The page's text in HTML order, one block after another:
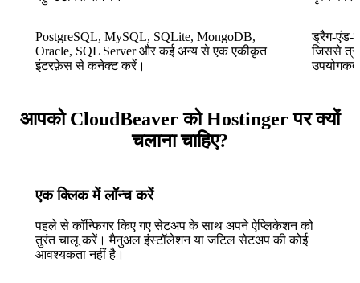
PostgreSQL, MySQL, SQLite, MongoDB,
Oracle, SQL Server और कई अन्य से एक एकीकृत
इंटरफ़ेस से कनेक्ट करें।
ड्रैग-एंड-
जिससे
आपको CloudBeaver को Hostinger पर क्यों
चलाना चाहिए?
एक क्लिक में लॉन्च करें
पहले से कॉन्फिगर किए गए सेटअप के साथ अपने ऐप्लिकेशन को
तुरंत चालू करें। मैनुअल इंस्टॉलेशन या जटिल सेटअप की कोई
आवश्यकता नहीं है।